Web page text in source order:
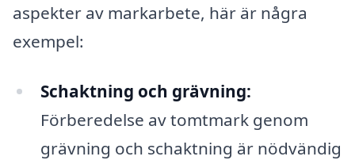
aspekter av markarbete, här är några
exempel:
Schaktning och grävning:
Förberedelse av tomtmark genom
grävning och schaktning är nödvändig